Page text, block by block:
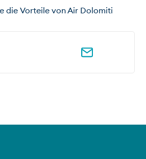
die Vorteile von Air Dolomiti